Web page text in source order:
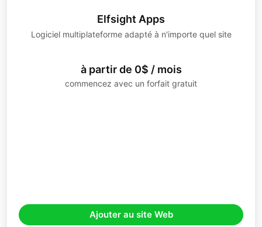
Elfsight Apps
Logiciel multiplateforme adapté à n'importe quel site
à partir de 0$ / mois
commencez avec un forfait gratuit
Ajouter au site Web